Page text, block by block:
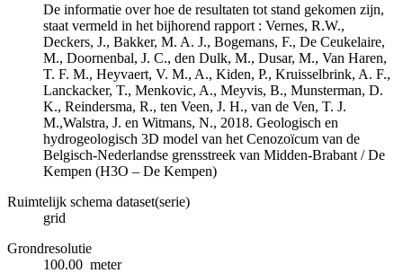
De informatie over hoe de resultaten tot stand gekomen zijn,
staat vermeld in het bijhorend rapport : Vernes, R.W.,
Deckers, J., Bakker, M. A. J., Bogemans, F., De Ceukelaire,
M., Doornenbal, J. C., den Dulk, M., Dusar, M., Van Haren,
T. F. M., Heyvaert, V. M., A., Kiden, P., Kruisselbrink, A. F.,
Lanckacker, T., Menkovic, A., Meyvis, B., Munsterman, D.
K., Reindersma, R., ten Veen, J. H., van de Ven, T. J.
M.,Walstra, J. en Witmans, N., 2018. Geologisch en
hydrogeologisch 3D model van het Cenozoïcum van de
Belgisch-Nederlandse grensstreek van Midden-Brabant / De
Kempen (H3O – De Kempen)
Ruimtelijk schema dataset(serie)
grid
Grondresolutie
100.00 meter